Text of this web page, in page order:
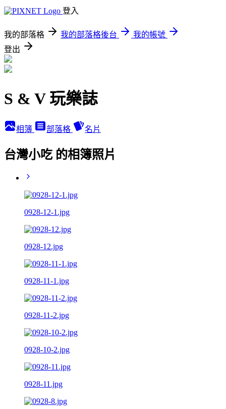
登入
我的部落格 我的部落格後台
我的帳號
登出
S & V 玩樂誌
相簿 部落格 名片
台灣小吃 的相簿照片
0928-12-1.jpg
0928-12.jpg
0928-11-1.jpg
0928-11-2.jpg
0928-10-2.jpg
0928-11.jpg